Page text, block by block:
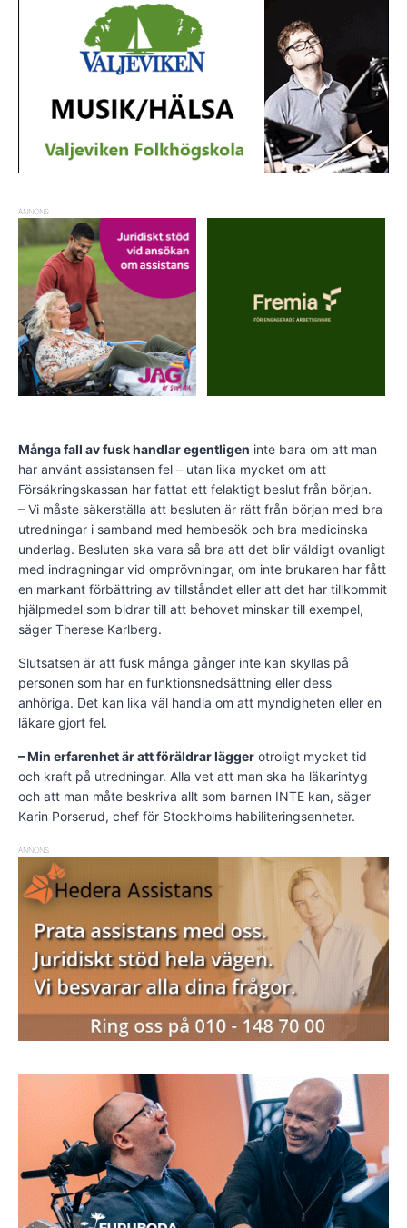
ANNONS
Många fall av fusk handlar egentligen inte bara om att man
har använt assistansen fel – utan lika mycket om att
Försäkringskassan har fattat ett felaktigt beslut från början.
– Vi måste säkerställa att besluten är rätt från början med bra
utredningar i samband med hembesök och bra medicinska
underlag. Besluten ska vara så bra att det blir väldigt ovanligt
med indragningar vid omprövningar, om inte brukaren har fått
en markant förbättring av tillståndet eller att det har tillkommit
hjälpmedel som bidrar till att behovet minskar till exempel,
säger Therese Karlberg.
Slutsatsen är att fusk många gånger inte kan skyllas på
personen som har en funktionsnedsättning eller dess
anhöriga. Det kan lika väl handla om att myndigheten eller en
läkare gjort fel.
– Min erfarenhet är att föräldrar lägger otroligt mycket tid
och kraft på utredningar. Alla vet att man ska ha läkarintyg
och att man måte beskriva allt som barnen INTE kan, säger
Karin Porserud, chef för Stockholms habiliteringsenheter.
ANNONS